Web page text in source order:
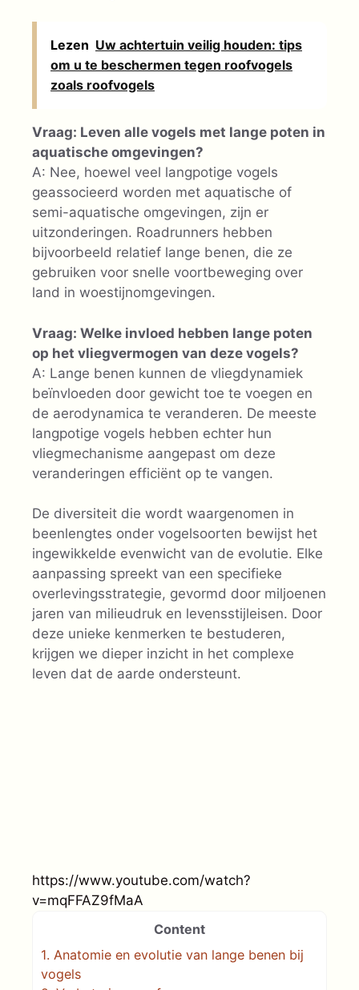
Lezen Uw achtertuin veilig houden: tips
om u te beschermen tegen roofvogels
zoals roofvogels
Vraag: Leven alle vogels met lange poten in
aquatische omgevingen?
A: Nee, hoewel veel langpotige vogels
geassocieerd worden met aquatische of
semi-aquatische omgevingen, zijn er
uitzonderingen. Roadrunners hebben
bijvoorbeeld relatief lange benen, die ze
gebruiken voor snelle voortbeweging over
land in woestijnomgevingen.
Vraag: Welke invloed hebben lange poten
op het vliegvermogen van deze vogels?
A: Lange benen kunnen de vliegdynamiek
beïnvloeden door gewicht toe te voegen en
de aerodynamica te veranderen. De meeste
langpotige vogels hebben echter hun
vliegmechanisme aangepast om deze
veranderingen efficiënt op te vangen.
De diversiteit die wordt waargenomen in
beenlengtes onder vogelsoorten bewijst het
ingewikkelde evenwicht van de evolutie. Elke
aanpassing spreekt van een specifieke
overlevingsstrategie, gevormd door miljoenen
jaren van milieudruk en levensstijleisen. Door
deze unieke kenmerken te bestuderen,
krijgen we dieper inzicht in het complexe
leven dat de aarde ondersteunt.
https://www.youtube.com/watch?
v=mqFFAZ9fMaA
Content
1. Anatomie en evolutie van lange benen bij
vogels